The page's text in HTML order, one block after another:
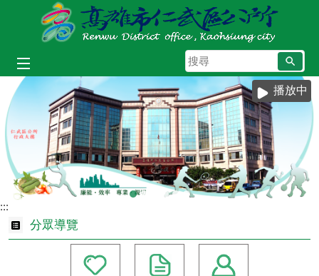
跳到主要內容區塊
搜
尋
播放中
:::
分眾導覽